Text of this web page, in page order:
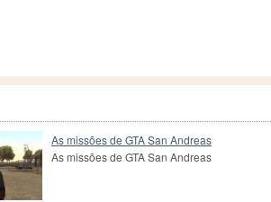
As missões de GTA San Andreas
As missões de GTA San Andreas